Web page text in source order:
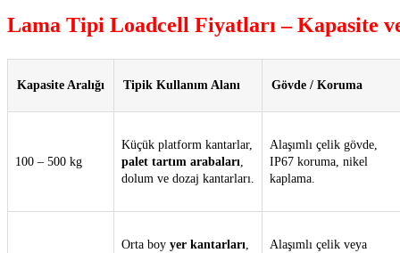
Lama Tipi Loadcell Fiyatları – Kapasite
Kapasite Aralığı Tipik Kullanım Alanı Gövde / Koruma
100 – 500 kg
Küçük platform kantarlar,
palet tartım arabaları,
dolum ve dozaj kantarları.
Alaşımlı çelik gövde,
IP67 koruma, nikel
kaplama.
Orta boy yer kantarları,
Alaşımlı çelik veya